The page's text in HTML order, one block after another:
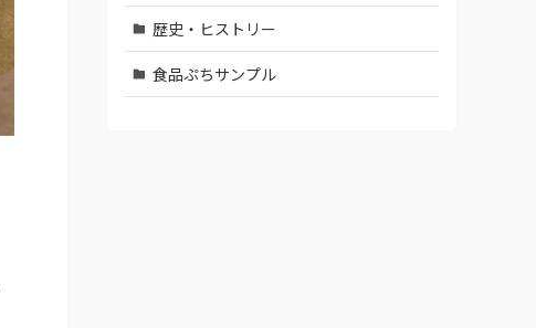
歴史・ヒストリー
食品ぷちサンプル